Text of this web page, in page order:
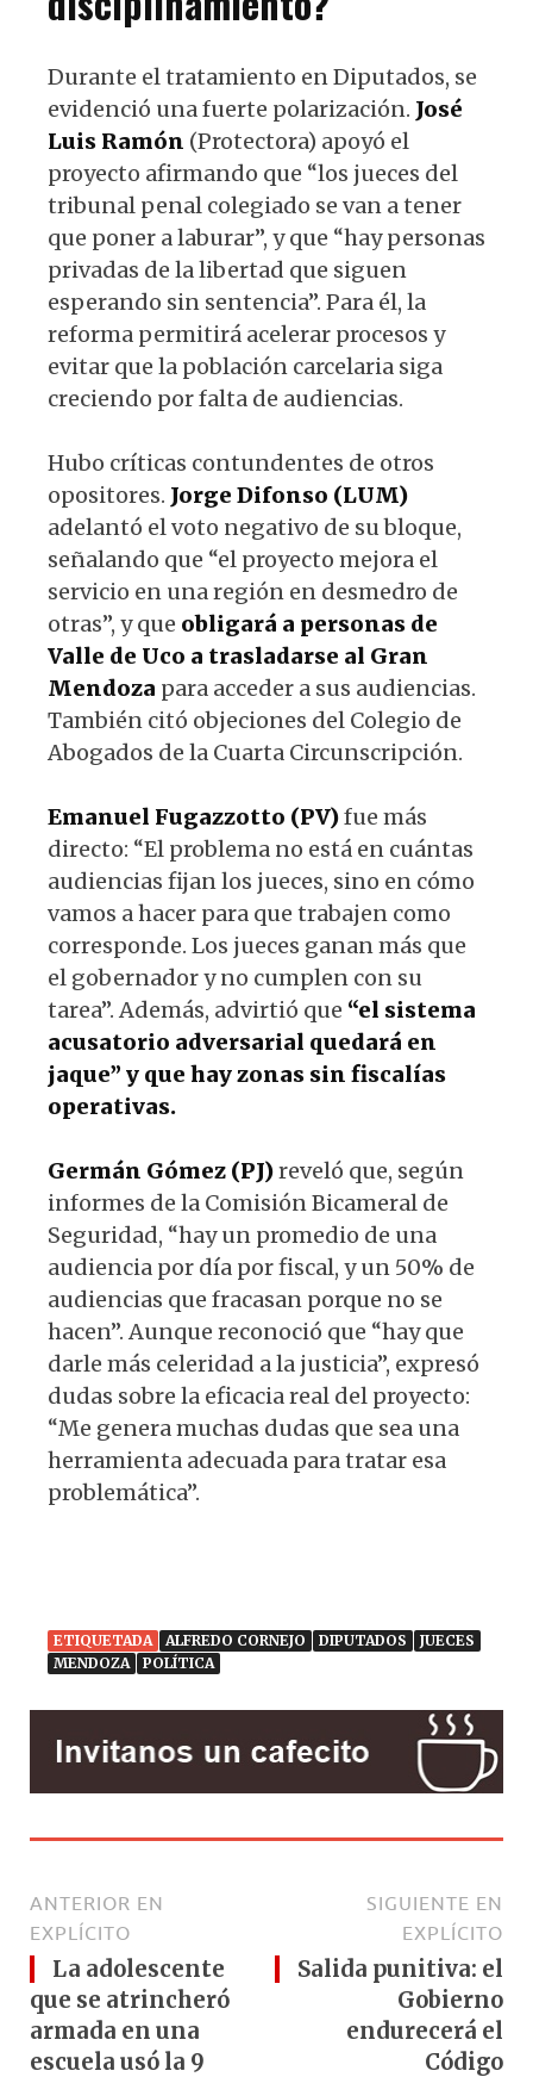
Durante el tratamiento en Diputados, se
evidenció una fuerte polarización. José
Luis Ramón (Protectora) apoyó el
proyecto afirmando que “los jueces del
tribunal penal colegiado se van a tener
que poner a laburar”, y que “hay personas
privadas de la libertad que siguen
esperando sin sentencia”. Para él, la
reforma permitirá acelerar procesos y
evitar que la población carcelaria siga
creciendo por falta de audiencias.
Hubo críticas contundentes de otros
opositores. Jorge Difonso (LUM)
adelantó el voto negativo de su bloque,
señalando que “el proyecto mejora el
servicio en una región en desmedro de
otras”, y que obligará a personas de
Valle de Uco a trasladarse al Gran
Mendoza para acceder a sus audiencias.
También citó objeciones del Colegio de
Abogados de la Cuarta Circunscripción.
Emanuel Fugazzotto (PV)fue más
directo: “El problema no está en cuántas
audiencias fijan los jueces, sino en cómo
vamos a hacer para que trabajen como
corresponde. Los jueces ganan más que
el gobernador y no cumplen con su
tarea”. Además, advirtió que “el sistema
acusatorio adversarial quedará en
jaque” y que hay zonas sin fiscalías
operativas.
Germán Gómez (PJ)reveló que, según
informes de la Comisión Bicameral de
Seguridad, “hay un promedio de una
audiencia por día por fiscal, y un 50% de
audiencias que fracasan porque no se
hacen”. Aunque reconoció que “hay que
darle más celeridad a la justicia”, expresó
dudas sobre la eficacia real del proyecto:
“Me genera muchas dudas que sea una
herramienta adecuada para tratar esa
problemática”.
ETIQUETADA ALFREDO CORNEJO DIPUTADOS
JUECES
MENDOZA
POLÍTICA
ANTERIOR EN
EXPLÍCITO
La adolescente
que se atrincheró
armada en una
escuela usó la 9
SIGUIENTE EN
EXPLÍCITO
Salida punitiva: el
Gobierno
endurecerá el
Código